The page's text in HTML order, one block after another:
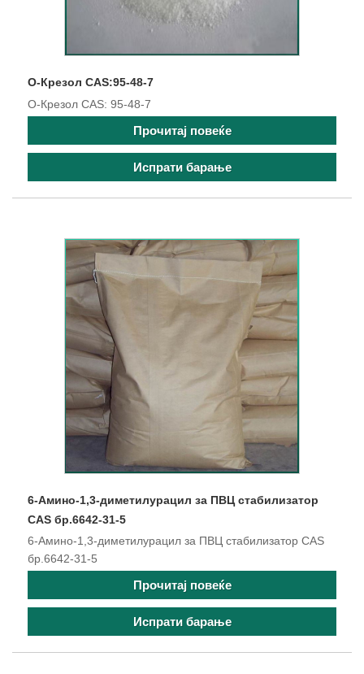
О-Крезол CAS:95-48-7
О-Крезол CAS: 95-48-7
Прочитај повеќе
Испрати барање
6-Амино-1,3-диметилурацил за ПВЦ стабилизатор
CAS бр.6642-31-5
6-Амино-1,3-диметилурацил за ПВЦ стабилизатор CAS
бр.6642-31-5
Прочитај повеќе
Испрати барање